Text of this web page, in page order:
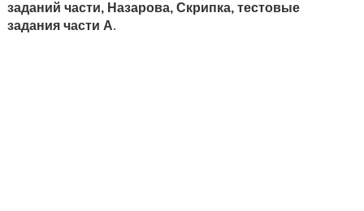
заданий части, Назарова, Скрипка, тестовые
задания части А.